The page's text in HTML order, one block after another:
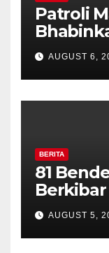
Patroli
Pilar
Perkuat
Diajak
AUGUST 6,
BERITA
81
Berkibar
Timpik
HUT ke-
AUGUST 5,